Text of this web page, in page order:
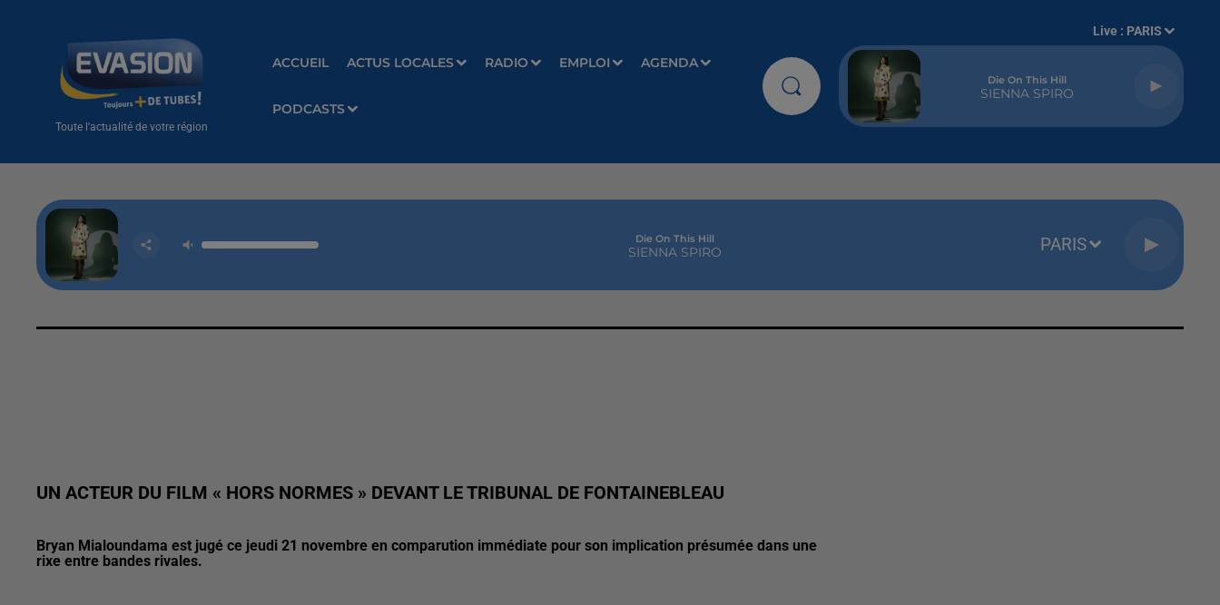
Toute l'actualité de votre région
ACCUEIL ACTUS LOCALES RADIO EMPLOI AGENDA
PODCASTS
Live : PARIS
Die On This Hill
SIENNA SPIRO
Die On This Hill
SIENNA SPIRO PARIS
UN ACTEUR DU FILM « HORS NORMES » DEVANT LE TRIBUNAL DE FONTAINEBLEAU
Bryan Mialoundama est jugé ce jeudi 21 novembre en comparution immédiate pour son implication présumée dans une
rixe entre bandes rivales.